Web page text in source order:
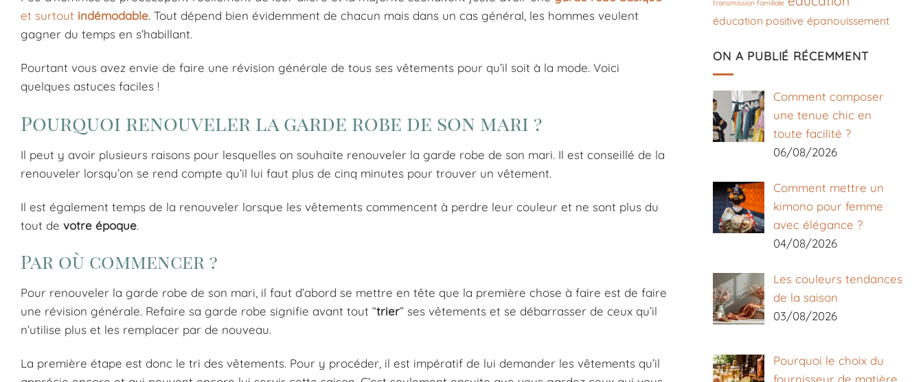
et surtout indémodable. Tout dépend bien évidemment de chacun mais dans un cas général, les hommes veulent
gagner du temps en s’habillant.
Pourtant vous avez envie de faire une révision générale de tous ses vêtements pour qu’il soit à la mode. Voici
quelques astuces faciles !
Pourquoi renouveler la garde robe de son mari ?
Il peut y avoir plusieurs raisons pour lesquelles on souhaite renouveler la garde robe de son mari. Il est conseillé de la
renouveler lorsqu’on se rend compte qu’il lui faut plus de cinq minutes pour trouver un vêtement.
Il est également temps de la renouveler lorsque les vêtements commencent à perdre leur couleur et ne sont plus du
tout de votre époque.
Par où commencer ?
Pour renouveler la garde robe de son mari, il faut d’abord se mettre en tête que la première chose à faire est de faire
une révision générale. Refaire sa garde robe signifie avant tout “trier” ses vêtements et se débarrasser de ceux qu’il
n’utilise plus et les remplacer par de nouveau.
La première étape est donc le tri des vêtements. Pour y procéder, il est impératif de lui demander les vêtements qu’il
transmission familiale
éducation positive épanouissement
ON A PUBLIÉ RÉCEMMENT
Comment composer
une tenue chic en
toute facilité ?
06/08/2026
Comment mettre un
kimono pour femme
avec élégance ?
04/08/2026
Les couleurs tendances
de la saison
03/08/2026
Pourquoi le choix du
fournisseur de matière